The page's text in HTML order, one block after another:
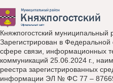
Княжпогостский муниципальный
Зарегистрирован в Федеральной
сфере связи, информационных
коммуникаций 25.06.2024 г.,
реестра зарегистрированных
информации ЭЛ № ФС 77 –